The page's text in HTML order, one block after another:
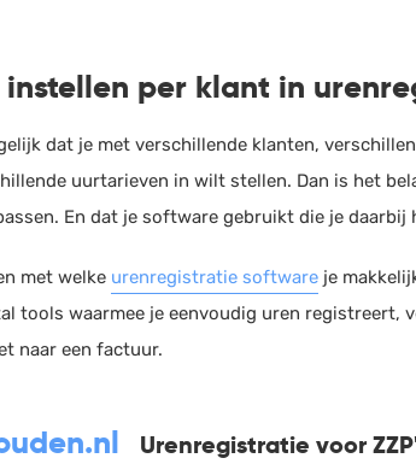
per klant in
dat je met verschillende klanten,
uurtarieven in wilt stellen. Dan is het
En dat je software gebruikt die je daarbij
met welke urenregistratie software je
tools waarmee je eenvoudig uren
naar een factuur.
Urenregistratie voor